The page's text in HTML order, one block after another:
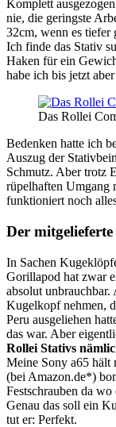
Komplett
nie, die geringste
32cm, wenn es tiefer
Ich finde das Stativ
Haken für ein
habe ich bis jetzt
Das Rollei
Bedenken hatte ich
Auszug der
Schmutz. Aber trotz
rüpelhaften Umgang
funktioniert noch
Der
In Sachen
Gorillapod hat zwar
absolut
Kugelkopf nehmen,
Peru ausgeliehen
das war. Aber
Rollei Stativs
Meine Sony a65 hält
(bei Amazon.de*)
Festschrauben da wo
Genau das soll ein
tut er: Perfekt.